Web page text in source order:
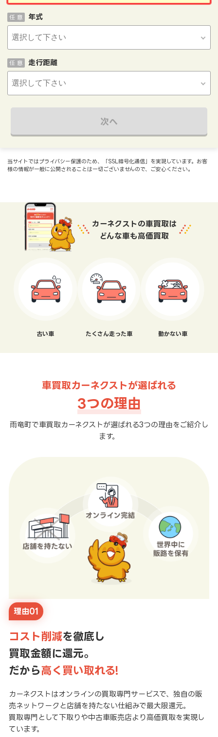
年式
任 意
走行距離
任 意
次へ
当サイトではプライバシー保護のため、「SSL暗号化通信」を実現しています。お客
様の情報が一般に公開されることは一切ございませんので、ご安心ください。
カーネクストの車買取は
どんな車も高価買取
古い車 たくさん走った車 動かない車
車買取カーネクストが選ばれる
3つの理由
雨竜町で車買取カーネクストが選ばれる3つの理由をご紹介し
ます。
理由01
コスト削減を徹底し
買取金額に還元。
だから高く買い取れる!
カーネクストはオンラインの買取専門サービスで、独自の販
売ネットワークと店舗を持たない仕組みで最大限還元。
買取専門として下取りや中古車販売店より高価買取を実現し
ています。